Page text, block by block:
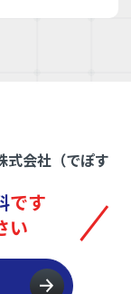
式会社（でぽす
です
い